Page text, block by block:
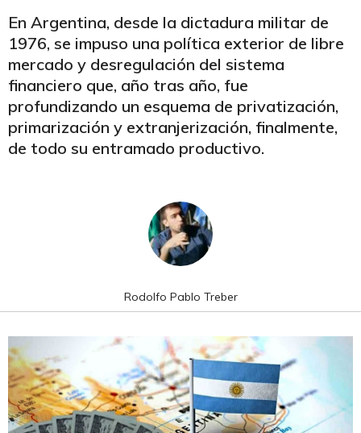
En Argentina, desde la dictadura militar de
1976, se impuso una política exterior de libre
mercado y desregulación del sistema
financiero que, año tras año, fue
profundizando un esquema de privatización,
primarización y extranjerización, finalmente,
de todo su entramado productivo.
Rodolfo Pablo Treber